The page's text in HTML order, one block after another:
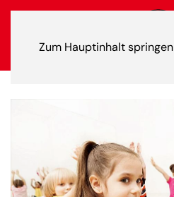
Zum Hauptinhalt springen